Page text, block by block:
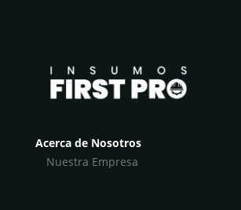
Acerca de Nosotros
Nuestra Empresa